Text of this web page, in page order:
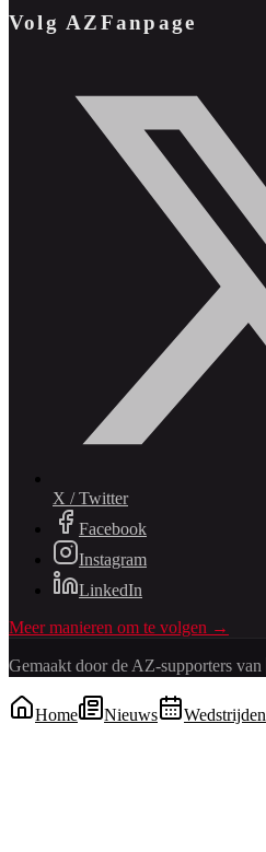
Volg AZFanpage
X / Twitter
Facebook
Instagram
LinkedIn
Meer manieren om te volgen →
Gemaakt door de AZ-supporters van
Home Nieuws Wedstrijden